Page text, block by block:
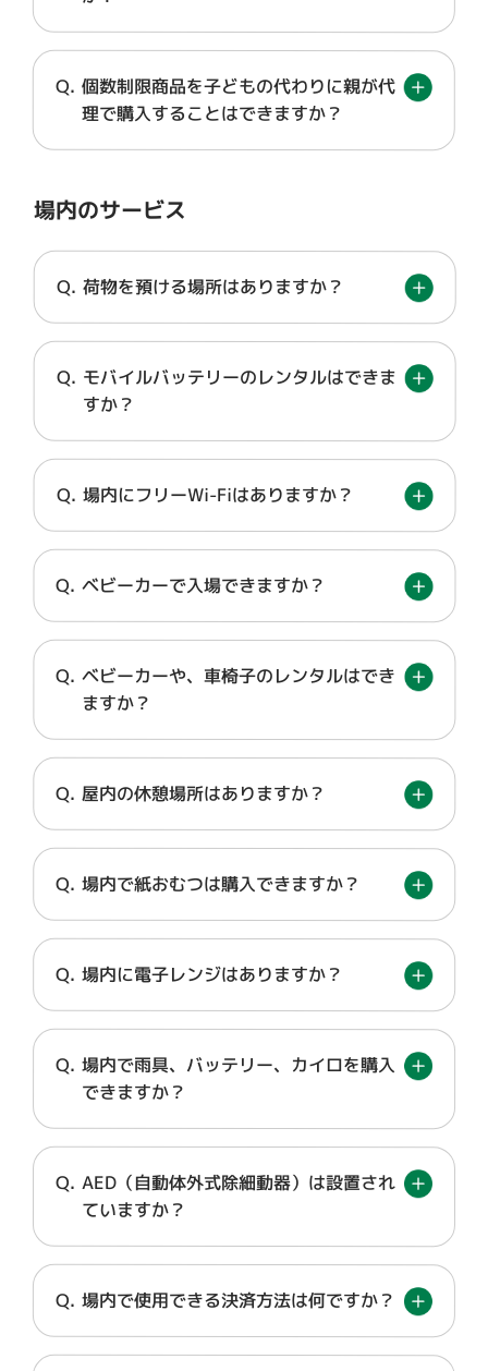
個数制限商品を子どもの代わりに親が代
理で購入することはできますか？
場内のサービス
荷物を預ける場所はありますか？
モバイルバッテリーのレンタルはできま
すか？
場内にフリーWi-Fiはありますか？
ベビーカーで入場できますか？
ベビーカーや、車椅子のレンタルはでき
ますか？
屋内の休憩場所はありますか？
場内で紙おむつは購入できますか？
場内に電子レンジはありますか？
場内で雨具、バッテリー、カイロを購入
できますか？
AED（自動体外式除細動器）は設置され
ていますか？
場内で使用できる決済方法は何ですか？